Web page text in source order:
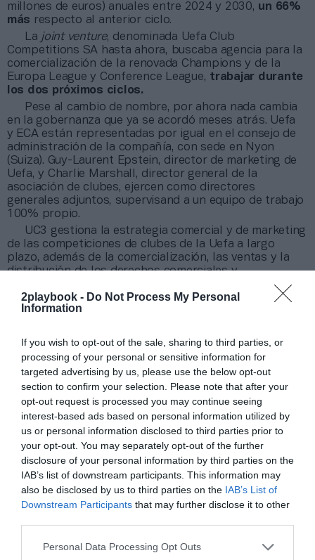
2playbook - Do Not Process My Personal
Information
If you wish to opt-out of the sale, sharing to third parties, or
processing of your personal or sensitive information for
targeted advertising by us, please use the below opt-out
section to confirm your selection. Please note that after your
opt-out request is processed you may continue seeing
interest-based ads based on personal information utilized by
us or personal information disclosed to third parties prior to
your opt-out. You may separately opt-out of the further
disclosure of your personal information by third parties on the
IAB’s list of downstream participants. This information may
also be disclosed by us to third parties on the IAB’s List of
Downstream Participants that may further disclose it to other
Personal Data Processing Opt Outs
millones de euros) anuales entre 2024 y 2030, un 66%
más respecto al anterior ciclo.
La joint venture, denominada Uefa Club
Competitions SA hasta ahora, buscaba agencia para la
comercialización de la renovada Champions y de la
Europa League y Conference League, trabajar durante
los dos próximos ciclos.
Pese al cambio de nombre, por ahora nada cambia
en la gobernanza que ya se acordó meses atrás. Uefa
y ECA están representadas por igual en el consejo de
administración de la compañía, con sede en Nyon
(Suiza). Guy-Laurent Epstein, director de marketing de
Uefa, y Charlie Marshall, director general de la
asociación de clubes, ejercen como directores
generales adjuntos, supervisand a un equipo de trabajo
100% propio.
UC3 gestiona la estrategia comercial y de marketing
de las competiciones de clubes de la Uefa a largo
plazo, además de la comercialización, las ventas y la
distribución de los derechos comerciales y
Intelligence 2Pes la unidad de estrategia e
inteligencia de mercado de 2Playbook, cuya plataforma
de datos monitoriza en tiempo real el negocio de 60
clubes de LaLiga, Liga F y Primera Rfef; 200 clubes de
ligas europeas; 22 clubes de ACB y Primera FEB.
La plataforma también contabiliza la asistencia a
todos los eventos deportivos, de entretenimiento y
música en España, así como más de 25.000 contratos
de patrocinio en el mercado español y otros 7.000
contratos de las ligas europeas y norteamericanas de
fútbol y baloncesto, segmentados por competición,
tipología de activos, marcas, categorías de producto y
valor económico aproximado de cada acuerdo. Si